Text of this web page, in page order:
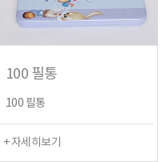
100 필통
100 필통
+ 자세히보기